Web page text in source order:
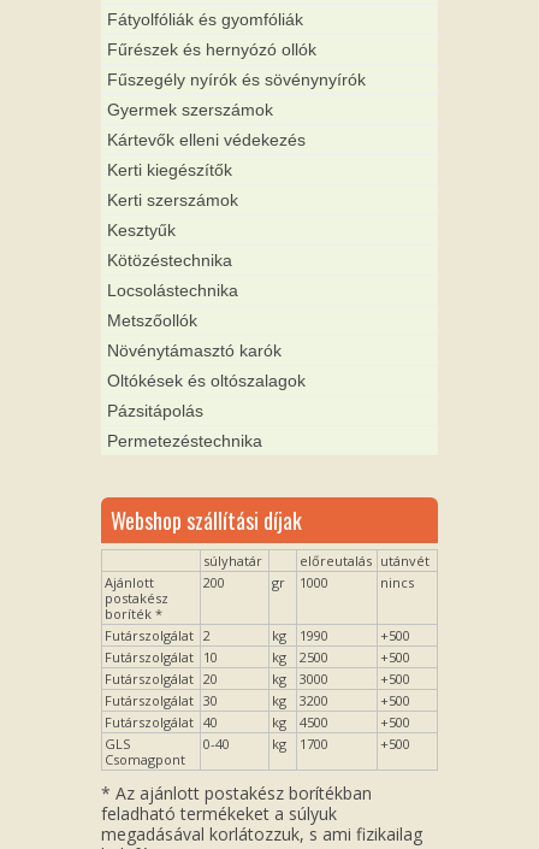
Fátyolfóliák és gyomfóliák
Fűrészek és hernyózó ollók
Fűszegély nyírók és sövénynyírók
Gyermek szerszámok
Kártevők elleni védekezés
Kerti kiegészítők
Kerti szerszámok
Kesztyűk
Kötözéstechnika
Locsolástechnika
Metszőollók
Növénytámasztó karók
Oltókések és oltószalagok
Pázsitápolás
Permetezéstechnika
Webshop szállítási díjak
súlyhatár előreutalás utánvét
Ajánlott
postakész
boríték *
200 gr 1000 nincs
Futárszolgálat 2 kg 1990
+500
Futárszolgálat 10 kg 2500
+500
Futárszolgálat 20 kg 3000
+500
Futárszolgálat 30 kg 3200
+500
Futárszolgálat 40 kg 4500
+500
GLS
Csomagpont
0-40 kg 1700 +500
* Az ajánlott postakész borítékban
feladható termékeket a súlyuk
megadásával korlátozzuk, s ami fizikailag